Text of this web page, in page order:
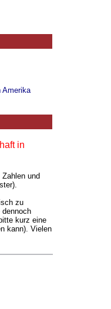
Amerika
in
Zahlen und
zu
kurz eine
kann). Vielen